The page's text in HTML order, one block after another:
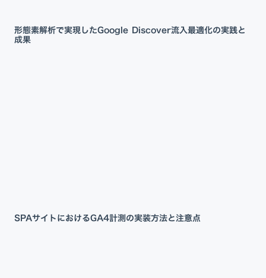
形態素解析で実現したGoogle Discover流入最適化の実践と
成果
SPAサイトにおけるGA4計測の実装方法と注意点